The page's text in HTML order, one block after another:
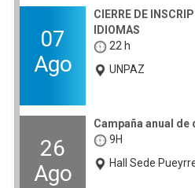
07
Ago
CIERRE DE
IDIOMAS
22 h
UNPAZ
26
Ago
Campaña anual
9H
Hall Sede